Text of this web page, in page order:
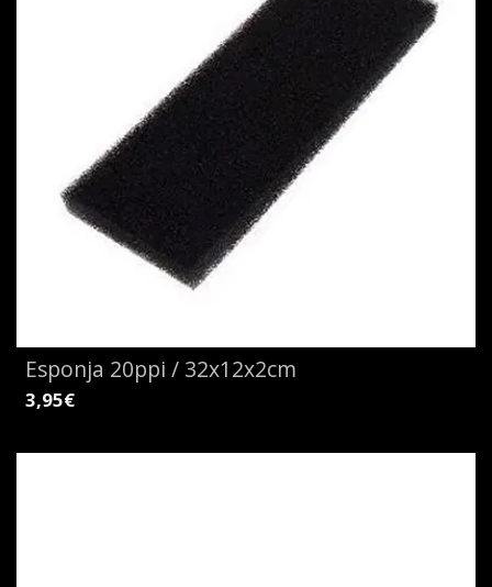
Esponja 20ppi / 32x12x2cm
3,95€